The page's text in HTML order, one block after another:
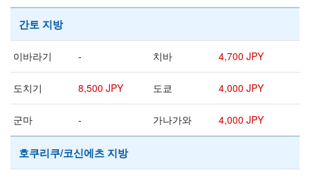
간토 지방
이바라기 - 치바 4,700 JPY
도치기 8,500 JPY 도쿄 4,000 JPY
군마 - 가나가와 4,000 JPY
호쿠리쿠/코신에츠 지방